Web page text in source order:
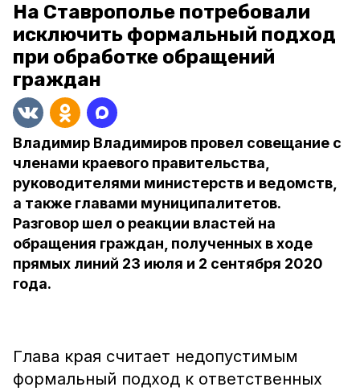
На Ставрополье потребовали
исключить формальный подход
при обработке обращений
граждан
Владимир Владимиров провел совещание с
членами краевого правительства,
руководителями министерств и ведомств,
а также главами муниципалитетов.
Разговор шел о реакции властей на
обращения граждан, полученных в ходе
прямых линий 23 июля и 2 сентября 2020
года.
Глава края считает недопустимым
формальный подход к ответственных